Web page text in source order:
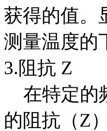
获得的值。
测量温度的
3.阻抗 Z
在特定的
的阻抗（Z